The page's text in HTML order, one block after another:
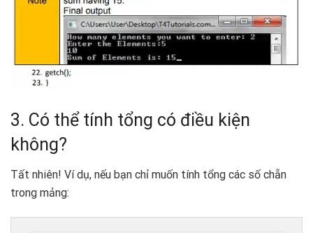
3. Có thể tính tổng có điều kiện
không?
Tất nhiên! Ví dụ, nếu bạn chỉ muốn tính tổng các số chẵn
trong mảng: